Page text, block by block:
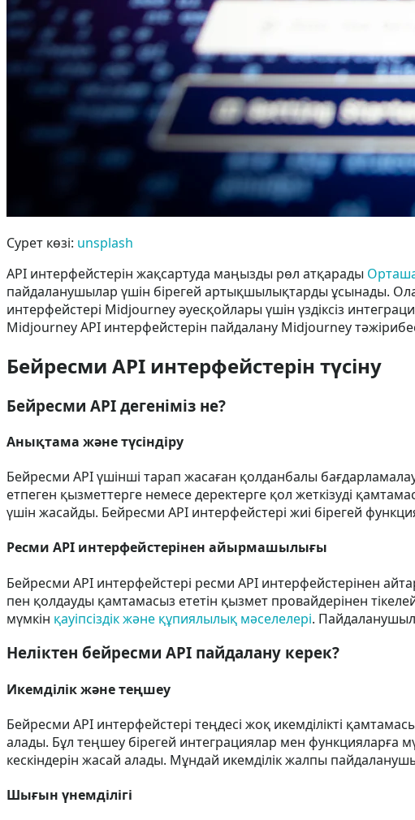
Сурет көзі: unsplash
API интерфейстерін жақсартуда маңызды рөл атқарады
пайдаланушылар үшін бірегей артықшылықтарды ұсынады.
интерфейстері Midjourney әуесқойлары үшін үздіксіз
Midjourney API интерфейстерін пайдалану Midjourney
Бейресми API интерфейстерін түсіну
Бейресми API дегеніміз не?
Анықтама және түсіндіру
Бейресми API үшінші тарап жасаған қолданбалы
етпеген қызметтерге немесе деректерге қол жеткізуді
үшін жасайды. Бейресми API интерфейстері жиі бірегей
Ресми API интерфейстерінен айырмашылығы
Бейресми API интерфейстері ресми API интерфейстерінен
пен қолдауды қамтамасыз ететін қызмет провайдерінен
мүмкін қауіпсіздік және құпиялылық мәселелері.
Неліктен бейресми API пайдалану керек?
Икемділік және теңшеу
Бейресми API интерфейстері теңдесі жоқ икемділікті
алады. Бұл теңшеу бірегей интеграциялар мен функцияларға
кескіндерін жасай алады. Мұндай икемділік жалпы
Шығын үнемділігі